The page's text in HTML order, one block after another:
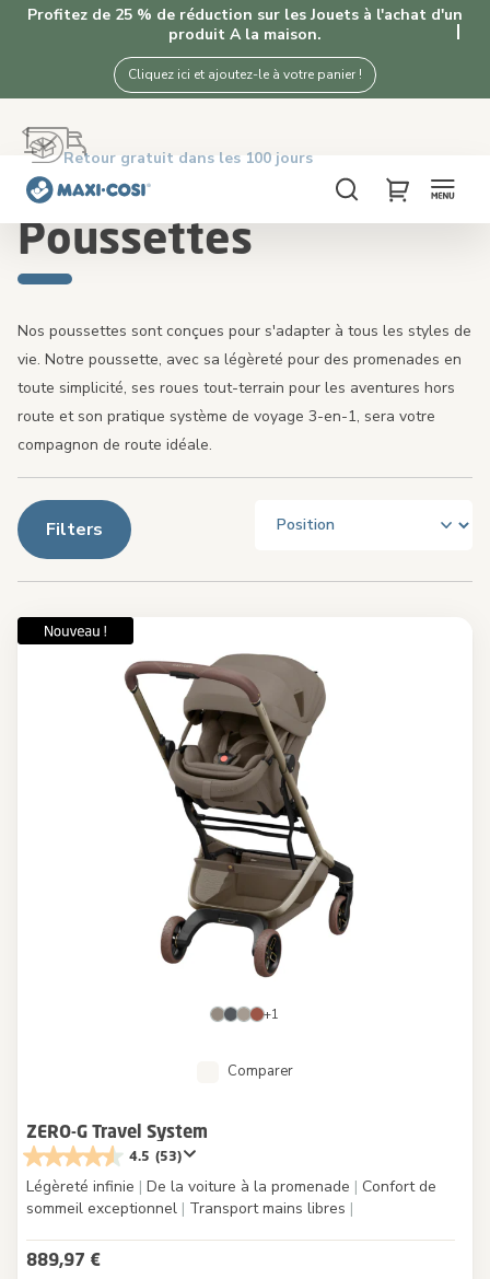
Profitez de 25 % de réduction sur les Jouets à l'achat d'un
produit A la maison.
Cliquez ici et ajoutez-le à votre panier !
Livraison offerte dès €50. Achetez maintenant!
4,3★ de 5K+ clients satisfaits de nos produits
Livraison sous 2 à 4 jours ouvrables
Retour gratuit dans les 100 jours
ChercherMy Cart
Accueil Poussettes
Poussettes
Nos poussettes sont conçues pour s'adapter à tous les styles de
vie. Notre poussette, avec sa légèreté pour des promenades en
toute simplicité, ses roues tout-terrain pour les aventures hors
route et son pratique système de voyage 3-en-1, sera votre
compagnon de route idéale.
Filters
+1
Comparer
ZERO-G Travel System
4.5 (53)
Légèreté infinie | De la voiture à la promenade | Confort de
sommeil exceptionnel | Transport mains libres |
889,97 €